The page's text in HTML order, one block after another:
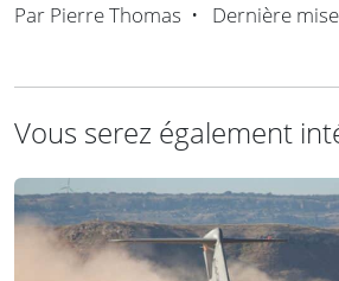
Par Pierre Thomas • Dernière
Vous serez également